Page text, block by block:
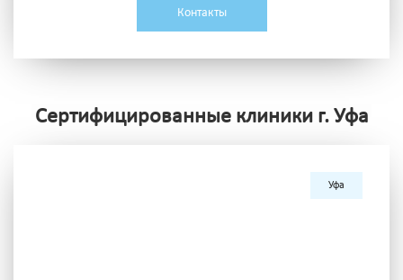
Контакты
Сертифицированные клиники г. Уфа
Уфа